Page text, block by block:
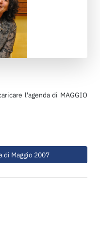
l'agenda di MAGGIO
di Maggio 2007